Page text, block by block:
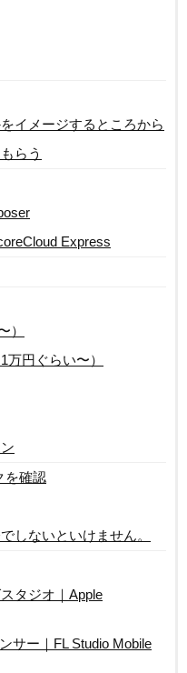
イメージするところから
らう
Express
）
円ぐらい〜）
を確認
しないといけません。
タジオ｜Apple
サー｜FL Studio Mobile